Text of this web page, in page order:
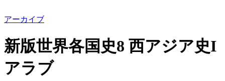
アーカイブ
新版世界各国史8 西アジア史I
アラブ